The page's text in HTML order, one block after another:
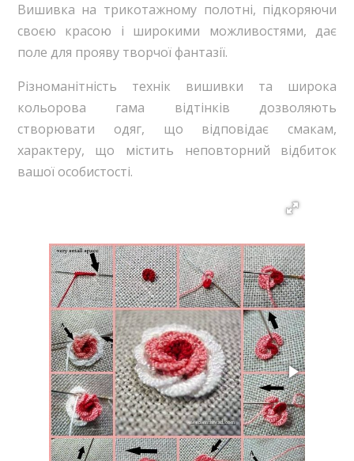
Вишивка на трикотажному полотні, підкоряючи
своєю красою і широкими можливостями, дає
поле для прояву творчої фантазії.
Різноманітність технік вишивки та широка
кольорова гама відтінків дозволяють
створювати одяг, що відповідає смакам,
характеру, що містить неповторний відбиток
вашої особистості.